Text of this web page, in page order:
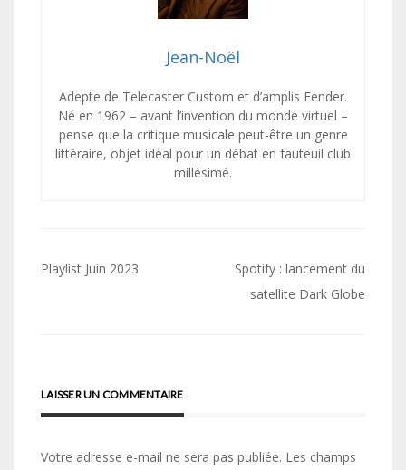
Jean-Noël
Adepte de Telecaster Custom et d’amplis Fender.
Né en 1962 – avant l’invention du monde virtuel –
pense que la critique musicale peut-être un genre
littéraire, objet idéal pour un débat en fauteuil club
millésimé.
Navigation
Playlist Juin 2023
Spotify : lancement du
satellite Dark Globe
LAISSER UN COMMENTAIRE
Votre adresse e-mail ne sera pas publiée. Les champs